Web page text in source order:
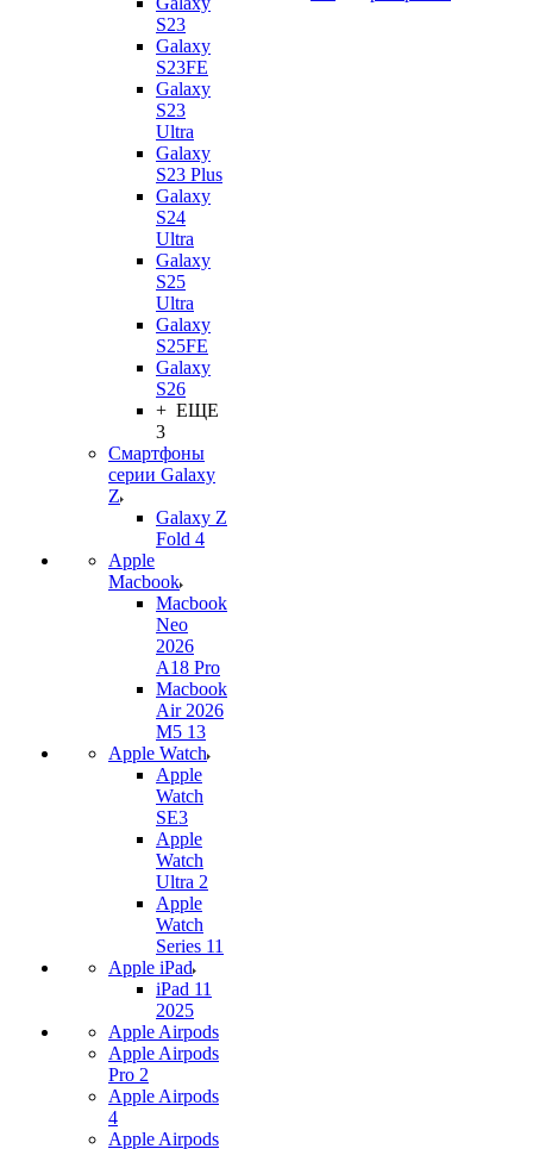
S23
Galaxy
S23FE
Galaxy
S23
Ultra
Galaxy
S23 Plus
Galaxy
S24
Ultra
Galaxy
S25
Ultra
Galaxy
S25FE
Galaxy
S26
+ ЕЩЕ
3
Смартфоны
серии Galaxy
Z
Galaxy Z
Fold 4
Apple
Macbook
Macbook
Neo
2026
A18 Pro
Macbook
Air 2026
M5 13
Apple Watch
Apple
Watch
SE3
Apple
Watch
Ultra 2
Apple
Watch
Series 11
Apple iPad
iPad 11
2025
Apple Airpods
Apple Airpods
Pro 2
Apple Airpods
4
Apple Airpods